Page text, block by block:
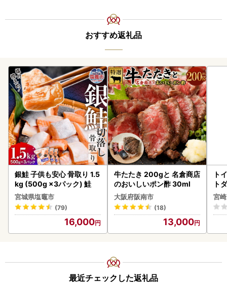
おすすめ返礼品
銀鮭 子供も安心 骨取り 1.5
kg (500g ×3パック) 鮭
宮城県塩竈市
(79)
16,000
牛たたき 200gと 名倉商店
のおいしいポン酢 30ml
大阪府阪南市
(18)
13,000
ト
ト
速
宮
最近チェックした返礼品